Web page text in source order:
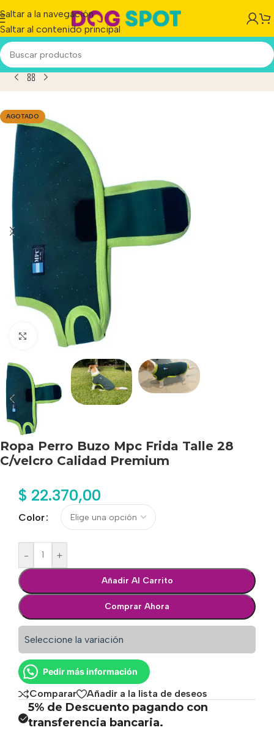
Saltar a la navegación
Saltar al contenido principal
Perro Buzo Mpc Frida Talle 28 C/velcro Calidad Premium
AGOTADO
Haga clic para ampliar
Ropa Perro Buzo Mpc Frida Talle 28
C/velcro Calidad Premium
$ 22.370,00
Color
- +
Añadir Al Carrito
Comprar Ahora
Seleccione la variación
Pedir más información
Comparar Añadir a la lista de deseos
5% de Descuento pagando con
transferencia bancaria.